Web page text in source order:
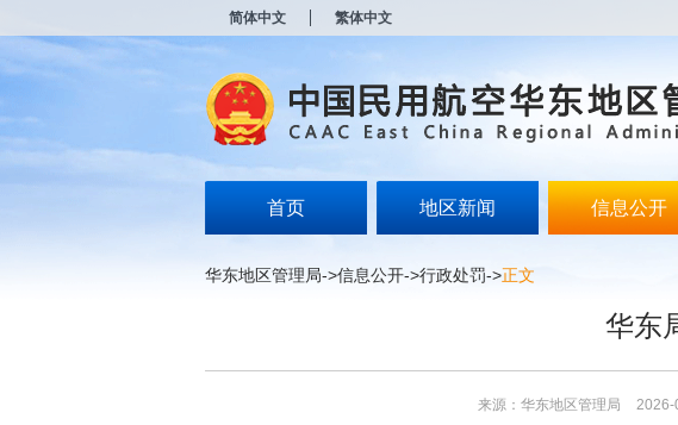
简体中文 繁体中文
首页 地区新闻 信息公开
华东地区管理局->信息公开->行政处罚->正文
华东
来源：华东地区管理局 2026-
打
无
障